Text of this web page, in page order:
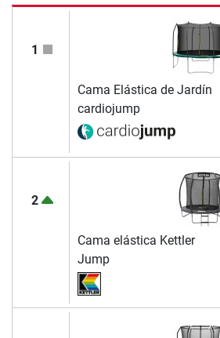
1
Cama Elástica de Jardín
cardiojump
2
Cama elástica Kettler
Jump